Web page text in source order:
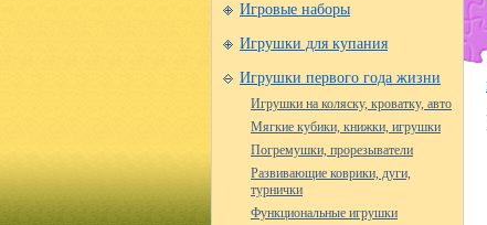
Игровые наборы
Игрушки для купания
Игрушки первого года жизни
Игрушки на коляску, кроватку, авто
Мягкие кубики, книжки, игрушки
Погремушки, прорезыватели
Развивающие коврики, дуги,
турнички
Функциональные игрушки